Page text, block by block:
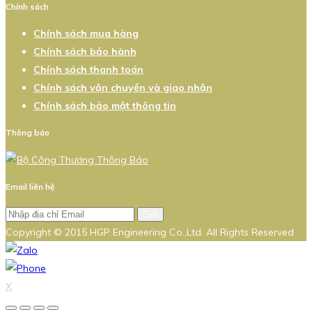
Chính sách
Chính sách mua hàng
Chính sách bảo hành
Chính sách thanh toán
Chính sách vận chuyển và giao nhận
Chính sách bảo mật thông tin
Thông báo
Email liên hệ
Copyright © 2015 HGP Engineering Co.,Ltd. All Rights Reserved
X